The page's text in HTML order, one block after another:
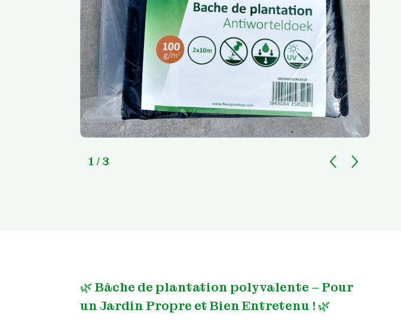
1 / 3
🌿 Bâche de plantation polyvalente – Pour
un Jardin Propre et Bien Entretenu ! 🌿